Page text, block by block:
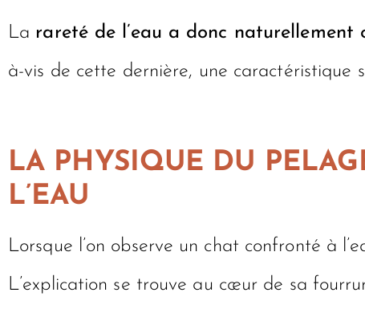
La rareté de l’eau a donc
à-vis de cette dernière, une caractéristique
LA PHYSIQUE DU
L’EAU
Lorsque l’on observe un chat confronté à
L’explication se trouve au cœur de sa